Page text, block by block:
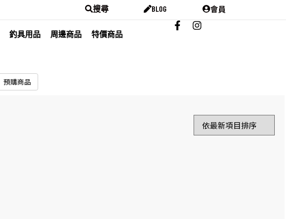
搜尋 BLOG 會員
釣具用品 周邊商品
特價商品
預購商品